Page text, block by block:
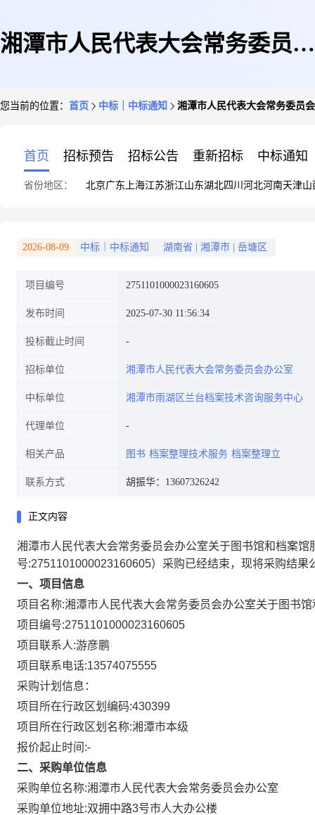
湘潭市人民代表大会常务委员会
您当前的位置： 首页 中标｜中标通知 湘潭市人民代表大会常务委员
首页 招标预告 招标公告 重新招标 中标通知
省份地区： 北京广东 上海江苏浙江山东湖北四川 河北河南天津山
2026-08-09 中标｜中标通知 湖南省 湘潭市 岳塘区
项目编号 2751101000023160605
发布时间 2025-07-30 11:56:34
投标截止时间
招标单位 湘潭市人民代表大会常务委员会办公室
中标单位 湘潭市雨湖区兰台档案技术咨询服务中心
代理单位
相关产品 图书 档案整理技术服务 档案整理立
联系方式 胡振华：13607326242
正文内容
湘潭市人民代表大会常务委员会办公室关于图书馆和档案馆
号:2751101000023160605）采购已经结束，现将采购结果
一、项目信息
项目名称:湘潭市人民代表大会常务委员会办公室关于图书
项目编号:2751101000023160605
项目联系人:游彦鹏
项目联系电话:13574075555
采购计划信息：
项目所在行政区划编码:430399
项目所在行政区划名称:湘潭市本级
报价起止时间:-
二、采购单位信息
采购单位名称:湘潭市人民代表大会常务委员会办公室
采购单位地址:双拥中路3号市人大办公楼